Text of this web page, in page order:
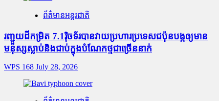
ព័ត៌មានអន្តរជាតិ
រញ្ជួយដីកម្រិត​ 7.1រ៉ិចទ័របានវាយប្រហារប្រទេសជប៉ុនបង្កឲ្យមាន
មនុស្សស្លាប់​និង​ជាប់ក្នុងបំណែកថ្មជាច្រើននាក់
WPS 168 July 28, 2026